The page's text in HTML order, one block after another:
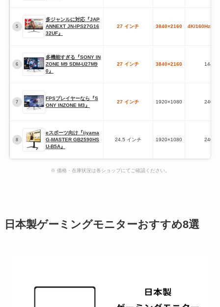
5
多ジャンルに対応『JAP
ANNEXT JN-IPS27G16
32UF』
27 インチ 3840×2160 4K/
6
多機能すぎる『SONY IN
ZONE M9 SDM-U27M9
0』
27 インチ 3840×2160 144Hz
7
FPSプレイヤーなら『S
ONY INZONE M3』
27 インチ ‎1920×1080 240Hz
8
eスポーツ向け『iiyama
G-MASTER GB2590HS
U-B5A』
24.5 インチ ‎1920×1080 240Hz
※ 価格・在庫状況は各ショップにてご確認ください。
日本製ゲーミングモニターおすすめ8選